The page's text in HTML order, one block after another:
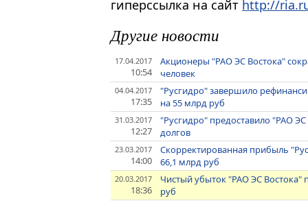
гиперссылка на сайт http://
Другие новости
17.04.2017
10:54
Акционеры "РАО ЭС Востока"
человек
04.04.2017
17:35
"Русгидро" завершило
на 55 млрд руб
31.03.2017
12:27
"Русгидро" предоставило "РАО
долгов
23.03.2017
14:00
Скорректированная прибыль
66,1 млрд руб
20.03.2017
18:36
Чистый убыток "РАО ЭС Востока"
руб